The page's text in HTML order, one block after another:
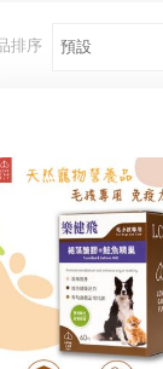
排序